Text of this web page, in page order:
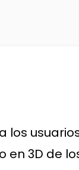
a los
en 3D de